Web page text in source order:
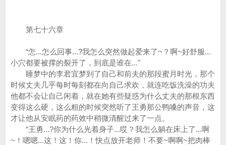
第七十六章
“怎...怎么回事...?我怎么突然做起爱来了~？啊~好舒服...
小穴都要被撑的裂开了，到底是谁在..."
睡梦中的李君宜梦到了自己和前夫的那段蜜月时光，那个
时候丈夫几乎每时每刻都在向自己求欢，就连吃饭洗澡的功夫
他都不会让自己闲着，就在她有些疑惑为什么丈夫的那根东西
变得这么硬，这么粗的时候突然听了王勇那公鸭嗓的声音，这
才让他从安眠药的药效中稍微清醒过来了一点。
“王勇...?你为什么光着身子...哎？我怎么躺在床上了...啊
~！嗯嗯...这！这！你...！快点放开老师！不要~啊啊~把肉棒